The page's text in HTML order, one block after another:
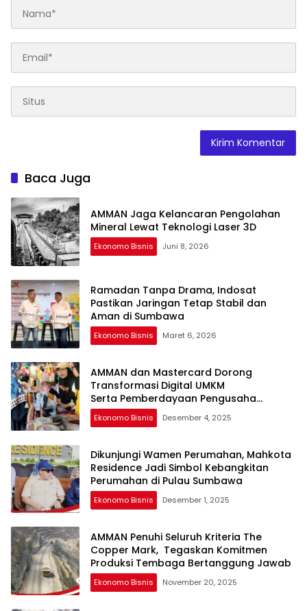
Baca Juga
AMMAN Jaga Kelancaran Pengolahan
Mineral Lewat Teknologi Laser 3D
Ekonomo Bisnis Juni 8, 2026
Ramadan Tanpa Drama, Indosat
Pastikan Jaringan Tetap Stabil dan
Aman di Sumbawa
Ekonomo Bisnis Maret 6, 2026
AMMAN dan Mastercard Dorong
Transformasi Digital UMKM
Serta Pemberdayaan Pengusaha
Perempuan
Ekonomo Bisnis Desember 4, 2025
Dikunjungi Wamen Perumahan, Mahkota
Residence Jadi Simbol Kebangkitan
Perumahan di Pulau Sumbawa
Ekonomo Bisnis Desember 1, 2025
AMMAN Penuhi Seluruh Kriteria The
Copper Mark, Tegaskan Komitmen
Produksi Tembaga Bertanggung Jawab
Ekonomo Bisnis November 20, 2025